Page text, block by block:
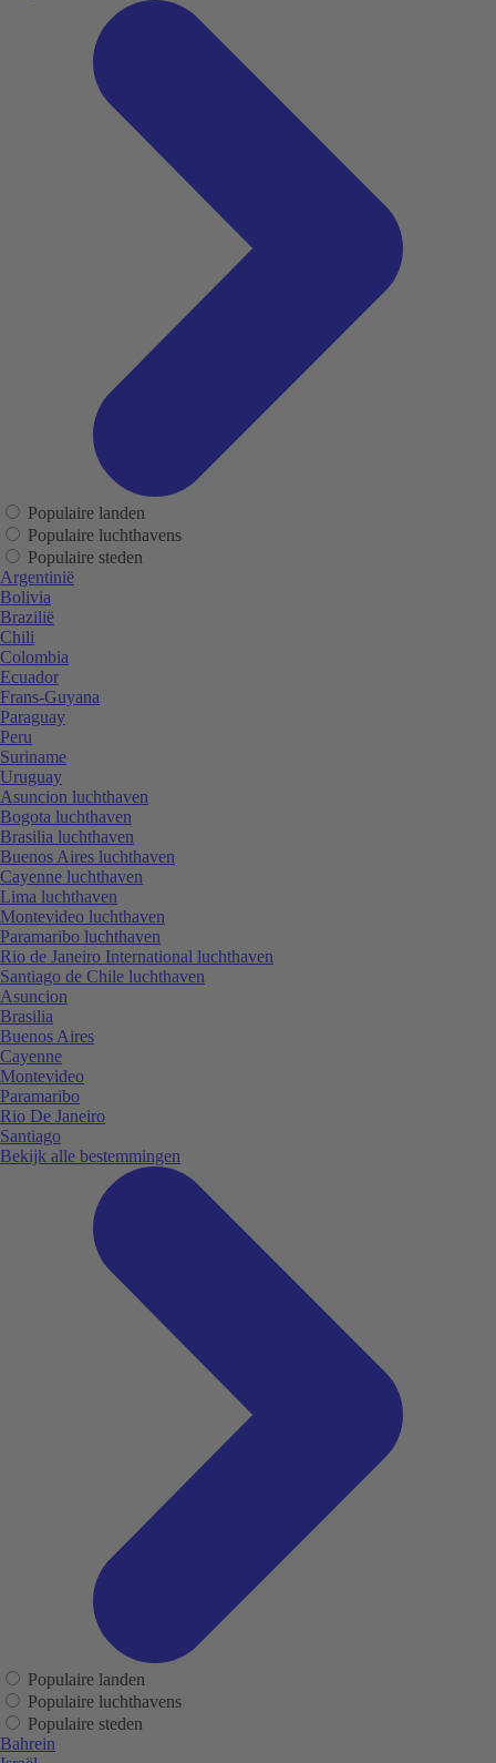
Populaire landen
Populaire luchthavens
Populaire steden
Argentinië
Bolivia
Brazilië
Chili
Colombia
Ecuador
Frans-Guyana
Paraguay
Peru
Suriname
Uruguay
Asuncion luchthaven
Bogota luchthaven
Brasilia luchthaven
Buenos Aires luchthaven
Cayenne luchthaven
Lima luchthaven
Montevideo luchthaven
Paramaribo luchthaven
Rio de Janeiro International luchthaven
Santiago de Chile luchthaven
Asuncion
Brasilia
Buenos Aires
Cayenne
Montevideo
Paramaribo
Rio De Janeiro
Santiago
Bekijk alle bestemmingen
Populaire landen
Populaire luchthavens
Populaire steden
Bahrein